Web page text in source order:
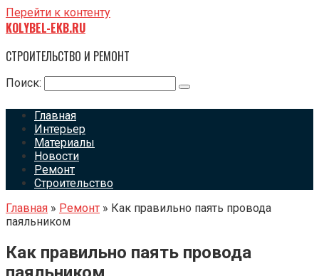
Перейти к контенту
KOLYBEL-EKB.RU
СТРОИТЕЛЬСТВО И РЕМОНТ
Поиск:
Главная
Интерьер
Материалы
Новости
Ремонт
Строительство
Главная » Ремонт » Как правильно паять провода
паяльником
Как правильно паять провода